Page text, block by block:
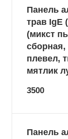
Панель
трав IgE
(микст
сборная,
плевел,
мятлик
3500
Панель